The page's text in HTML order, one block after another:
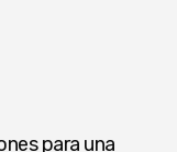
para una